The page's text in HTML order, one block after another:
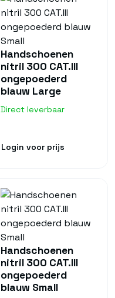
Handschoenen
nitril 300 CAT.III
ongepoederd
blauw Large
Direct leverbaar
Login voor prijs
Handschoenen
nitril 300 CAT.III
ongepoederd
blauw Small